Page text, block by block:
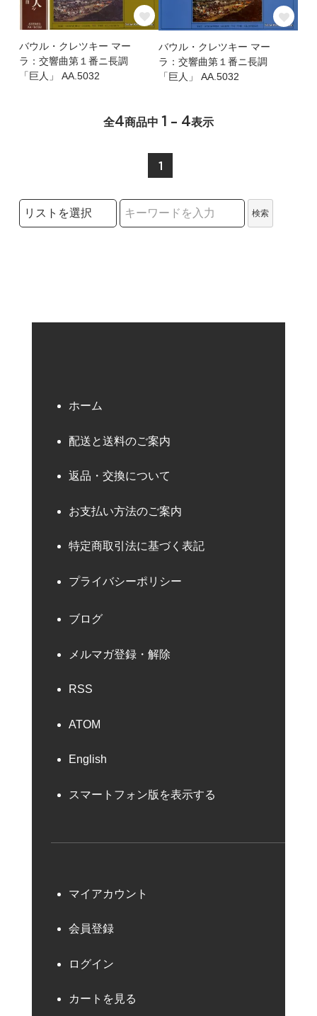
バウル・クレツキー マー
ラ：交響曲第１番ニ長調
「巨人」 AA.5032
バウル・クレツキー マー
ラ：交響曲第１番ニ長調
「巨人」 AA.5032
全4商品中 1 - 4表示
1
検索リストの選択
検索
ホーム
配送と送料のご案内
返品・交換について
お支払い方法のご案内
特定商取引法に基づく表記
プライバシーポリシー
ブログ
メルマガ登録・解除
RSS
ATOM
English
スマートフォン版を表示する
マイアカウント
会員登録
ログイン
カートを見る